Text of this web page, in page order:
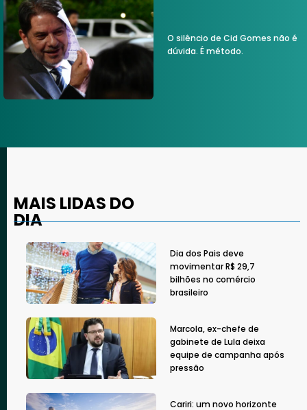
O silêncio de Cid Gomes não é
dúvida. É método.
MAIS LIDAS DO
DIA
Dia dos Pais deve
movimentar R$ 29,7
bilhões no comércio
brasileiro
Marcola, ex-chefe de
gabinete de Lula deixa
equipe de campanha após
pressão
Cariri: um novo horizonte